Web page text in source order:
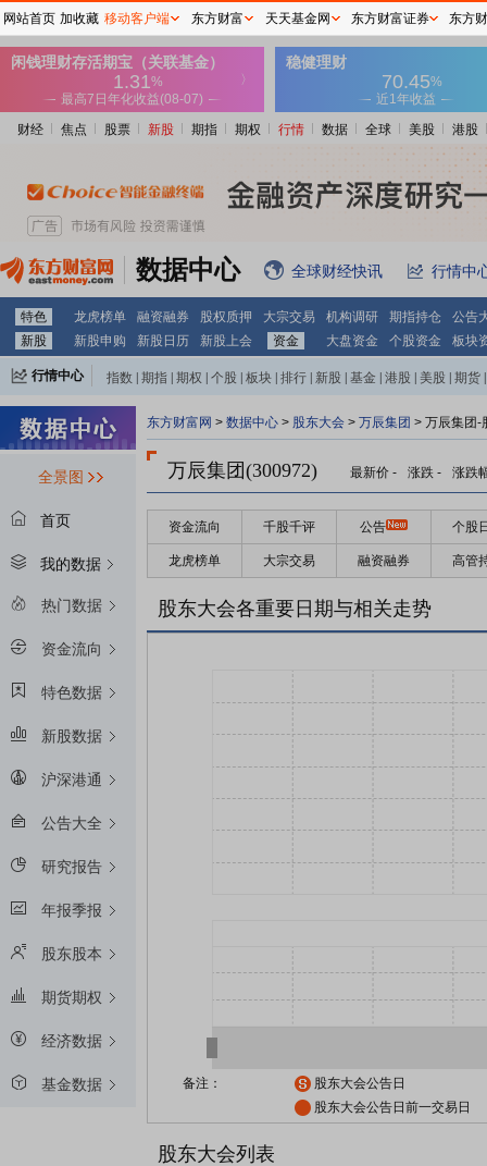
财经 焦点 股票 新股 期指 期权 行情 数据 全球 美股 港股
数据中心 全球财经快讯 行情中
特色 龙虎榜单 融资融券 股权质押 大宗交易 机构调研 期指持仓
公告
新股
新股申购 新股日历 新股上会 资金 大盘资金 个股资金 板块
行情中心 指数 期指 期权 个股 板块 排行 新股 基金 港股 美股 期货
全景图
首页
我的数据
热门数据
资金流向
特色数据
新股数据
沪深港通
公告大全
研究报告
年报季报
股东股本
期货期权
经济数据
基金数据
东方财富网 > 数据中心 > 股东大会 > 万辰集团 > 万辰集团-
万辰集团(300972) 最新价 - 涨跌 - 涨跌
资金流向 千股千评 公告 个股
龙虎榜单 大宗交易 融资融券 高管
股东大会各重要日期与相关走势
备注：
股东大会公告日
股东大会公告日前一交易日
股东大会列表
网站首页 加收藏 移动客户端 东方财富 天天基金网 东方财富证券 东方